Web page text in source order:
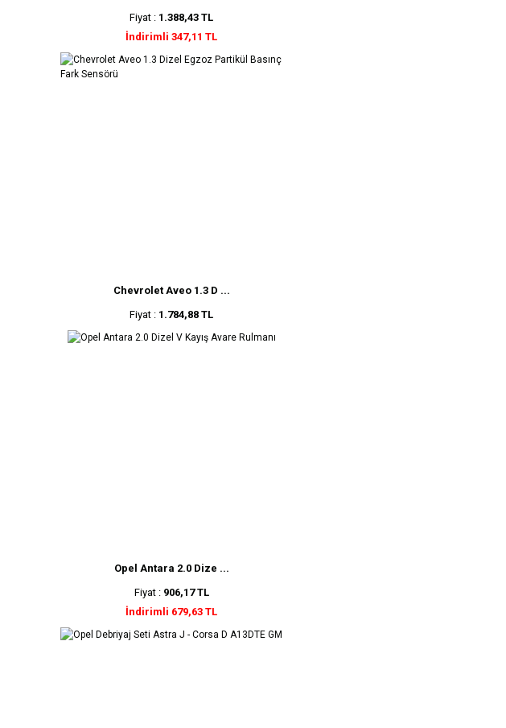
Fiyat : 1.388,43 TL
İndirimli 347,11 TL
Chevrolet Aveo 1.3 D ...
Fiyat : 1.784,88 TL
Opel Antara 2.0 Dize ...
Fiyat : 906,17 TL
İndirimli 679,63 TL